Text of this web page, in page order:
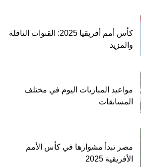
كأس أمم أفريقيا 2025: القنوات الناقلة
والمزيد
مواعيد المباريات اليوم في مختلف
المسابقات
مصر تبدأ مشوارها في كأس الأمم
الأفريقية 2025